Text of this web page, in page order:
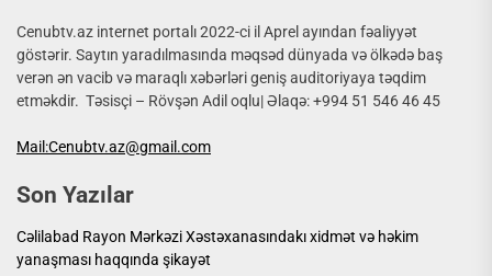
Cenubtv.az internet portalı 2022-ci il Aprel ayından fəaliyyət
göstərir. Saytın yaradılmasında məqsəd dünyada və ölkədə baş
verən ən vacib və maraqlı xəbərləri geniş auditoriyaya təqdim
etməkdir. Təsisçi – Rövşən Adil oqlu| Əlaqə: +994 51 546 46 45
Mail:Cenubtv.az@gmail.com
Son Yazılar
Cəlilabad Rayon Mərkəzi Xəstəxanasındakı xidmət və həkim
yanaşması haqqında şikayət